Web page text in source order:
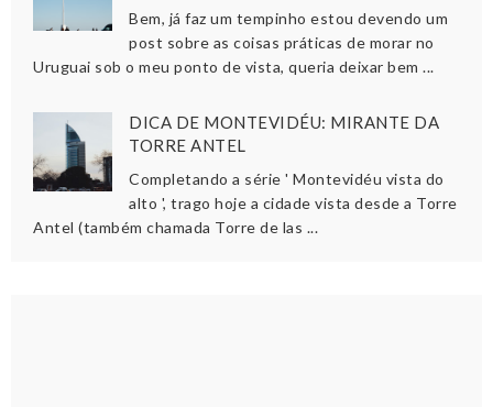
Bem, já faz um tempinho estou devendo um
post sobre as coisas práticas de morar no
Uruguai sob o meu ponto de vista, queria deixar bem ...
DICA DE MONTEVIDÉU: MIRANTE DA
TORRE ANTEL
Completando a série ' Montevidéu vista do
alto ', trago hoje a cidade vista desde a Torre
Antel (também chamada Torre de las ...